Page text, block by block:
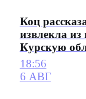
Коц
извлекла
Курскую
18:56
6 АВГ